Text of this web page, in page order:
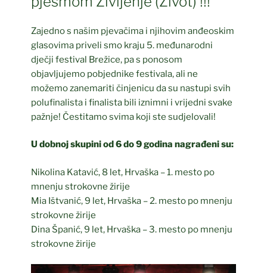
Zajedno s našim pjevačima i njihovim anđeoskim
glasovima priveli smo kraju 5. međunarodni
dječji festival Brežice, pa s ponosom
objavljujemo pobjednike festivala, ali ne
možemo zanemariti činjenicu da su nastupi svih
polufinalista i finalista bili iznimni i vrijedni svake
pažnje! Čestitamo svima koji ste sudjelovali!
U dobnoj skupini od 6 do 9 godina nagrađeni su:
Nikolina Katavić, 8 let, Hrvaška – 1. mesto po
mnenju strokovne žirije
Mia Ištvanić, 9 let, Hrvaška – 2. mesto po mnenju
strokovne žirije
Dina Španić, 9 let, Hrvaška – 3. mesto po mnenju
strokovne žirije